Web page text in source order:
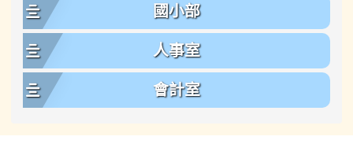
國小部
人事室
會計室